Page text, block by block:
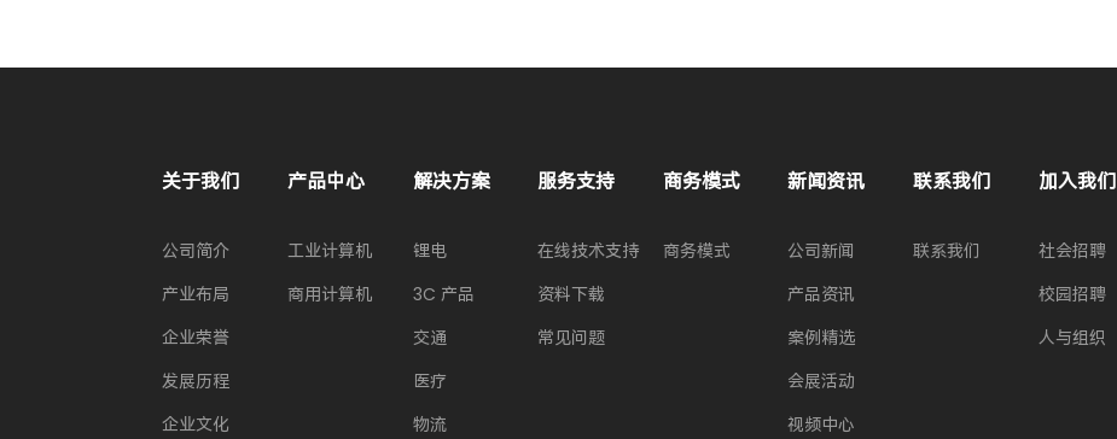
关于我们
公司简介
产业布局
企业荣誉
发展历程
企业文化
产品中心
工业计算机
商用计算机
解决方案
锂电
3C 产品
交通
医疗
物流
服务支持
在线技术支持
资料下载
常见问题
商务模式
商务模式
新闻资讯
公司新闻
产品资讯
案例精选
会展活动
视频中心
联系我们
联系我们
加入我们
社会招聘
校园招聘
人与组织